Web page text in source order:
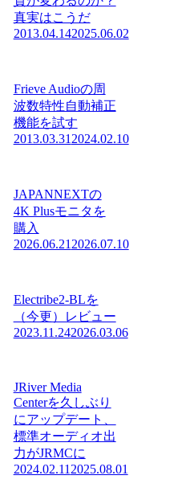
真実はこうだ
2013.04.142025.06.02
Frieve Audioの周
波数特性自動補正
機能を試す
2013.03.31 2024.02.10
JAPANNEXTの
4K Plusモニタを
購入
2026.06.21 2026.07.10
Electribe2-BLを
（今更）レビュー
2023.11.242026.03.06
JRiver Media
Centerを久しぶり
にアップデート、
標準オーディオ出
力がJRMCに
2024.02.11 2025.08.01